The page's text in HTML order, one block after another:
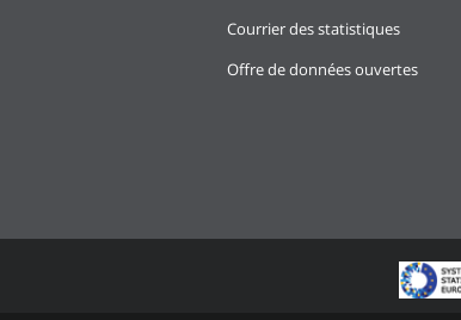
Courrier des statistiques
Offre de données ouvertes